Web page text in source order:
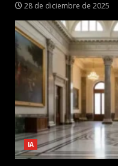
28 de diciembre de 2025
IA